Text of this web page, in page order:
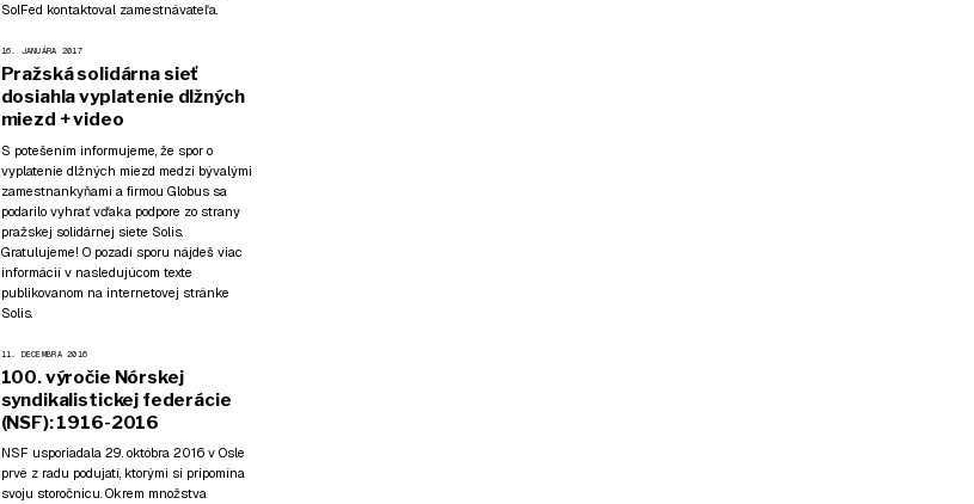
SolFed kontaktoval zamestnávateľa.
16. JANUÁRA 2017
Pražská solidárna sieť
dosiahla vyplatenie dlžných
miezd + video
S potešením informujeme, že spor o
vyplatenie dlžných miezd medzi bývalými
zamestnankyňami a firmou Globus sa
podarilo vyhrať vďaka podpore zo strany
pražskej solidárnej siete Solis.
Gratulujeme! O pozadí sporu nájdeš viac
informácií v nasledujúcom texte
publikovanom na internetovej stránke
Solis.
11. DECEMBRA 2016
100. výročie Nórskej
syndikalistickej federácie
(NSF): 1916-2016
NSF usporiadala 29. októbra 2016 v Osle
prvé z radu podujatí, ktorými si pripomína
svoju storočnicu. Okrem množstva